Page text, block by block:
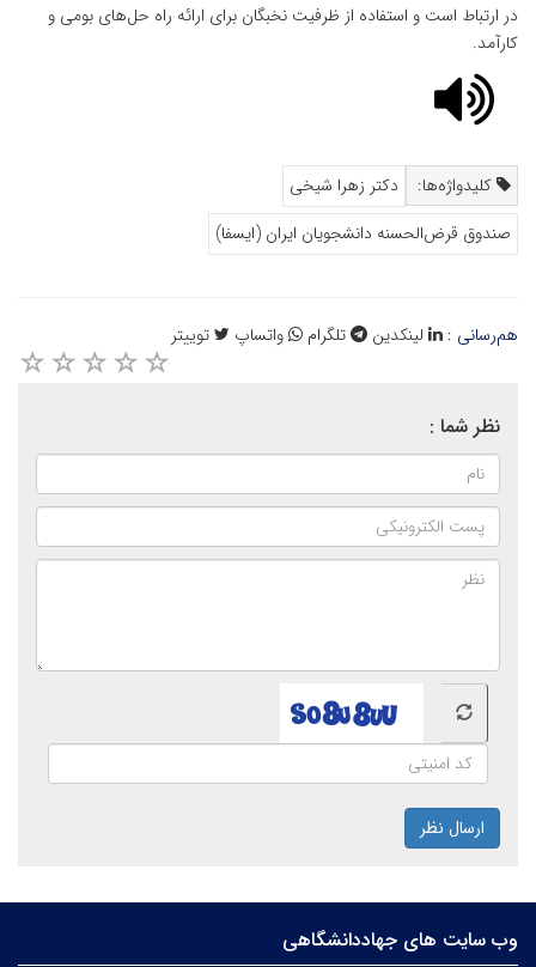
در ارتباط است و استفاده از ظرفیت نخبگان برای ارائه راه حل‌های بومی و
کارآمد.
کلیدواژه‌ها:
دکتر زهرا شیخی
صندوق قرض‌الحسنه دانشجویان ایران (ایسفا)
هم‌رسانی : لینکدین تلگرام واتساپ توییتر
نظر شما :
ارسال نظر
وب سایت های جهاددانشگاهی